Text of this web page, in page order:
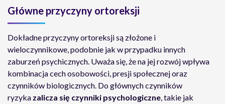
Główne przyczyny ortoreksji
Dokładne przyczyny ortoreksji są złożone i
wieloczynnikowe, podobnie jak w przypadku innych
zaburzeń psychicznych. Uważa się, że na jej rozwój wpływa
kombinacja cech osobowości, presji społecznej oraz
czynników biologicznych. Do głównych czynników
ryzyka zalicza się czynniki psychologiczne, takie jak